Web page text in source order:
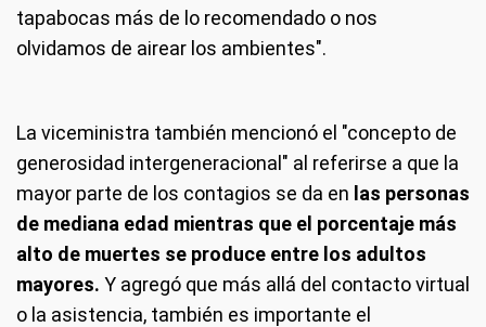
tapabocas más de lo recomendado o nos
olvidamos de airear los ambientes".
La viceministra también mencionó el "concepto de
generosidad intergeneracional" al referirse a que la
mayor parte de los contagios se da en las personas
de mediana edad mientras que el porcentaje más
alto de muertes se produce entre los adultos
mayores. Y agregó que más allá del contacto virtual
o la asistencia, también es importante el